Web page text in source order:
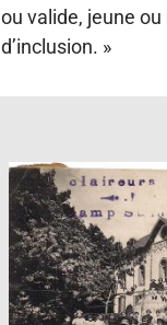
ou valide, jeune
d’inclusion. »